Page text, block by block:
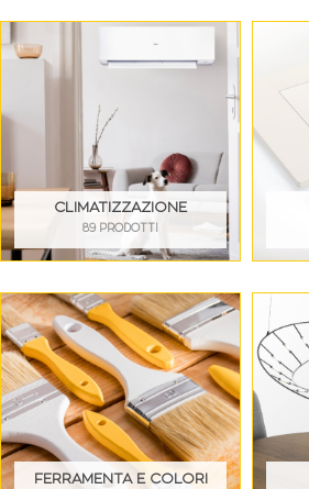
CLIMATIZZAZIONE
89 PRODOTTI
FERRAMENTA E COLORI